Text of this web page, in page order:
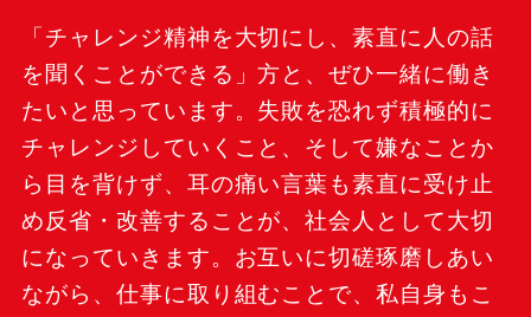
「チャレンジ精神を大切にし、素直に人の話
を聞くことができる」方と、ぜひ一緒に働き
たいと思っています。失敗を恐れず積極的に
チャレンジしていくこと、そして嫌なことか
ら目を背けず、耳の痛い言葉も素直に受け止
め反省・改善することが、社会人として大切
になっていきます。お互いに切磋琢磨しあい
ながら、仕事に取り組むことで、私自身もこ